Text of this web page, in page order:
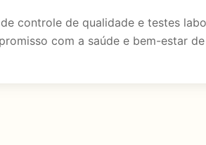
controle de qualidade e testes
com a saúde e bem-estar